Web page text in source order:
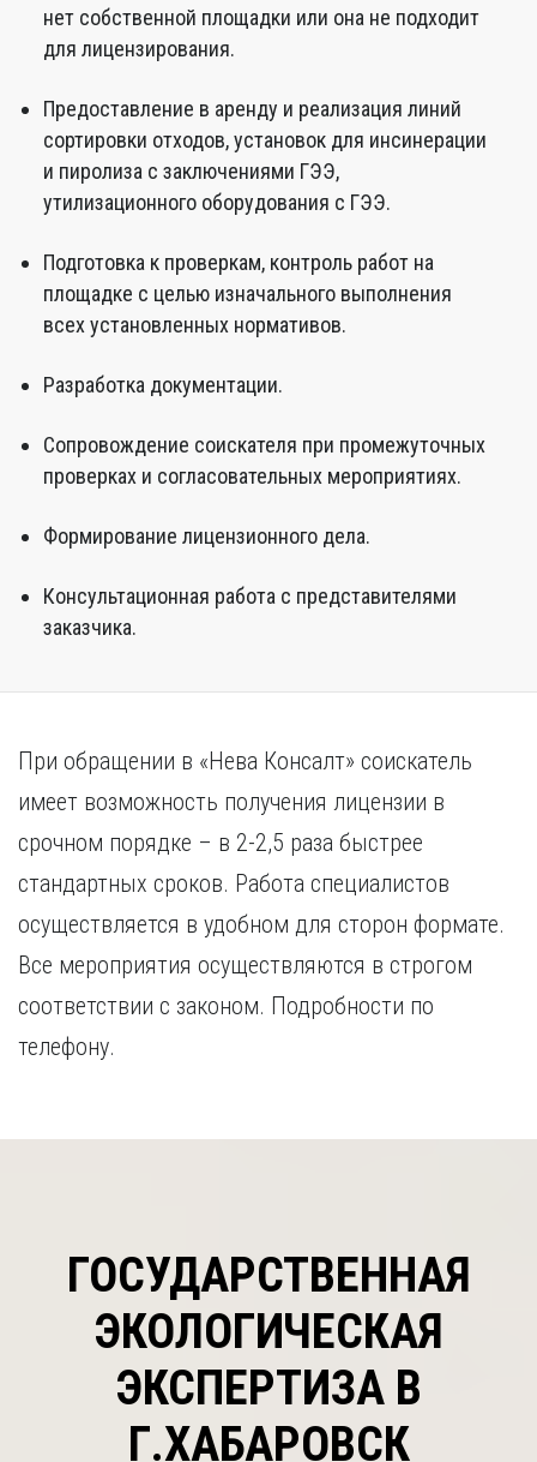
нет собственной площадки или она не подходит
для лицензирования.
Предоставление в аренду и реализация линий
сортировки отходов, установок для инсинерации
и пиролиза с заключениями ГЭЭ,
утилизационного оборудования с ГЭЭ.
Подготовка к проверкам, контроль работ на
площадке с целью изначального выполнения
всех установленных нормативов.
Разработка документации.
Сопровождение соискателя при промежуточных
проверках и согласовательных мероприятиях.
Формирование лицензионного дела.
Консультационная работа с представителями
заказчика.
При обращении в «Нева Консалт» соискатель
имеет возможность получения лицензии в
срочном порядке – в 2-2,5 раза быстрее
стандартных сроков. Работа специалистов
осуществляется в удобном для сторон формате.
Все мероприятия осуществляются в строгом
соответствии с законом. Подробности по
телефону.
ГОСУДАРСТВЕННАЯ
ЭКОЛОГИЧЕСКАЯ
ЭКСПЕРТИЗА В
Г.ХАБАРОВСК